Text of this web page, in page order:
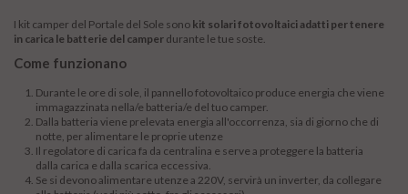
I kit camper del Portale del Sole sono kit solari fotovoltaici adatti per tenere
in carica le batterie del camper durante le tue soste.
Come funzionano
Durante le ore di sole, il pannello fotovoltaico produce energia che viene
immagazzinata nella/e batteria/e del tuo camper.
Dalla batteria viene prelevata energia all'occorrenza, sia di giorno che di
notte, per alimentare le proprie utenze
Il regolatore di carica fa da centralina e serve a proteggere la batteria
dalla carica e dalla scarica eccessiva.
Se si devono alimentare utenze a 220V, servirà un inverter, da collegare